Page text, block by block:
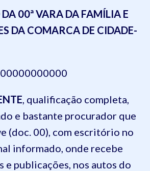
00ª VARA DA FAMÍLIA E
DA COMARCA DE CIDADE-
, qualificação completa,
e bastante procurador que
(doc. 00), com escritório no
informado, onde recebe
e publicações, nos autos do